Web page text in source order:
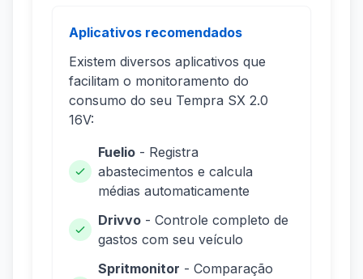
Aplicativos recomendados
Existem diversos aplicativos que
facilitam o monitoramento do
consumo do seu Tempra SX 2.0
16V:
Fuelio - Registra
abastecimentos e calcula
médias automaticamente
Drivvo - Controle completo de
gastos com seu veículo
Spritmonitor - Comparação